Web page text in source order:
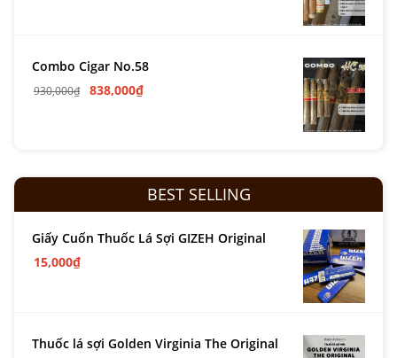
Combo Cigar No.58
930,000₫ 838,000₫
BEST SELLING
Giấy Cuốn Thuốc Lá Sợi GIZEH Original
15,000₫
Thuốc lá sợi Golden Virginia The Original